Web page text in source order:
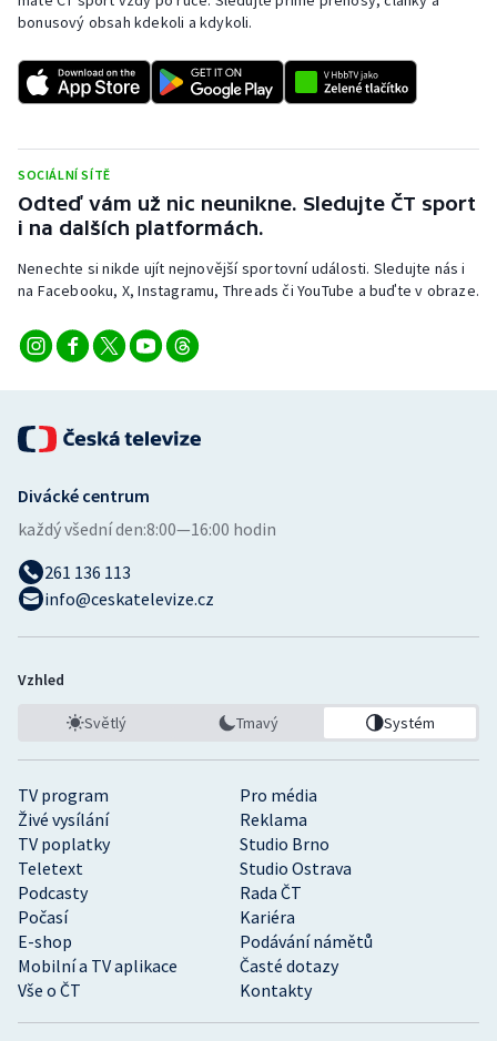
bonusový obsah kdekoli a kdykoli.
SOCIÁLNÍ SÍTĚ
Odteď vám už nic neunikne. Sledujte ČT sport
i na dalších platformách.
Nenechte si nikde ujít nejnovější sportovní události. Sledujte nás i
na Facebooku, X, Instagramu, Threads či YouTube a buďte v obraze.
TV program
Pro média
Živé vysílání
Reklama
TV poplatky
Studio Brno
Teletext
Studio Ostrava
Podcasty
Rada ČT
Počasí
Kariéra
E-shop
Podávání námětů
Mobilní a TV aplikace
Časté dotazy
Vše o ČT
Kontakty
Divácké centrum
každý všední den:8:00—16:00 hodin
261 136 113
info@ceskatelevize.cz
Vzhled
Světlý Tmavý Systém